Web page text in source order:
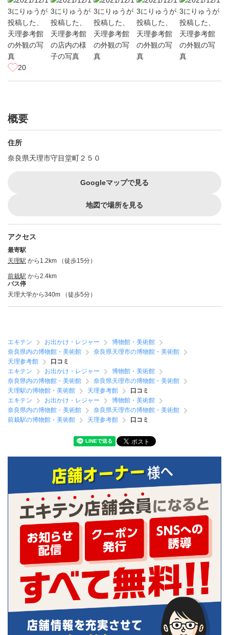
20
概要
住所
奈良県天理市守目堂町２５０
Googleマップで見る
地図で場所を見る
アクセス
最寄駅
天理駅 から1.2km （徒歩15分）
前栽駅 から2.4km
バス停
天理大学から340m （徒歩5分）
エキテン お出かけ・レジャー
博物館・美術館
奈良県内の博物館・美術館
奈良県天理市の博物館・美術館
天理参考館
口コミ
エキテン
お出かけ・レジャー
博物館・美術館
奈良県内の博物館・美術館
奈良県天理市の博物館・美術館
天理駅の博物館・美術館
天理参考館
口コミ
エキテン
お出かけ・レジャー
博物館・美術館
奈良県内の博物館・美術館
奈良県天理市の博物館・美術館
前栽駅の博物館・美術館
天理参考館 口コミ